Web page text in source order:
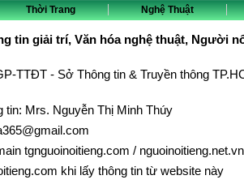
Thời Trang Nghệ Thuật
tin giải trí, Văn hóa nghệ thuật, Người
TTĐT - Sở Thông tin & Truyền thông
tin: Mrs. Nguyễn Thị Minh Thúy
tgnguoinoitieng.com / nguoinoitieng.net.vn
khi lấy thông tin từ website này